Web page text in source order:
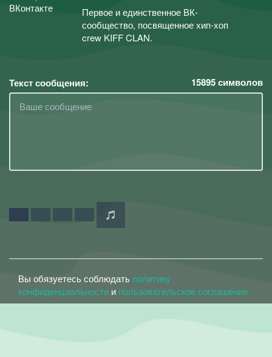
Первое и единственное ВК-
сообщество, посвященное хип-хоп
crew KIFF CLAN.
Текст сообщения: 15895символов
Вы обязуетесь соблюдать политику
конфиденциальности и пользовательское соглашение